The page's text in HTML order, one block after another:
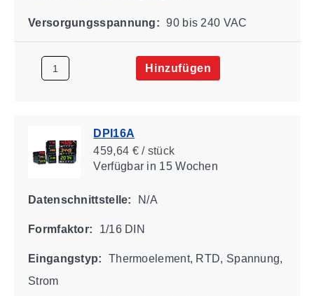
Versorgungsspannung: 90 bis 240 VAC
Hinzufügen
DPI16A
459,64 € / stück
Verfügbarin 15 Wochen
Datenschnittstelle: N/A
Formfaktor: 1/16 DIN
Eingangstyp:
Thermoelement, RTD, Spannung,
Strom